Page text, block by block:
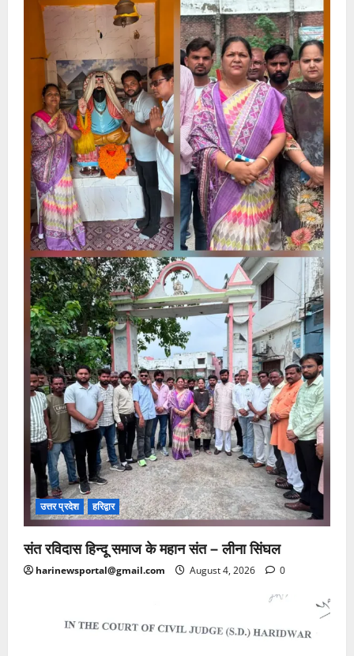
उत्तर प्रदेश हरिद्वार
संत रविदास हिन्दू समाज के महान संत – लीना सिंघल
harinewsportal@gmail.com August 4, 2026 0